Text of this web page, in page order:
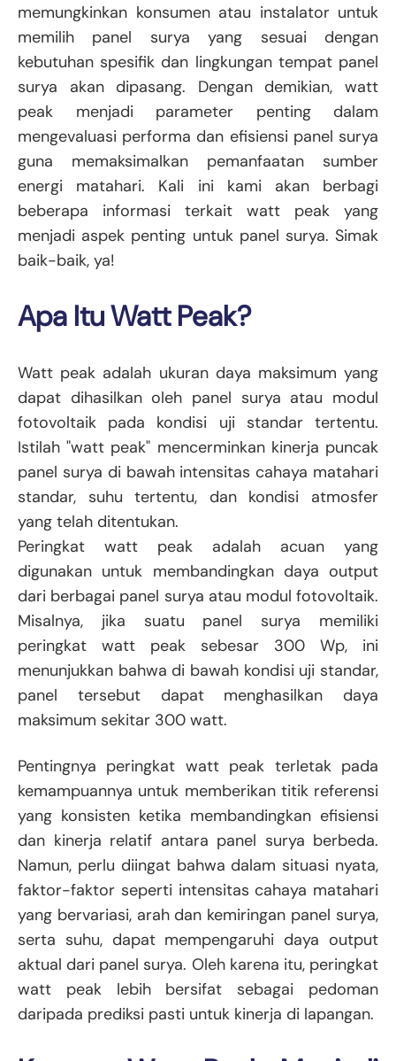
memungkinkan konsumen atau instalator untuk
memilih panel surya yang sesuai dengan
kebutuhan spesifik dan lingkungan tempat panel
surya akan dipasang. Dengan demikian, watt
peak menjadi parameter penting dalam
mengevaluasi performa dan efisiensi panel surya
guna memaksimalkan pemanfaatan sumber
energi matahari. Kali ini kami akan berbagi
beberapa informasi terkait watt peak yang
menjadi aspek penting untuk panel surya. Simak
baik-baik, ya!
Apa Itu Watt Peak?
Watt peak adalah ukuran daya maksimum yang
dapat dihasilkan oleh panel surya atau modul
fotovoltaik pada kondisi uji standar tertentu.
Istilah "watt peak" mencerminkan kinerja puncak
panel surya di bawah intensitas cahaya matahari
standar, suhu tertentu, dan kondisi atmosfer
yang telah ditentukan.
Peringkat watt peak adalah acuan yang
digunakan untuk membandingkan daya output
dari berbagai panel surya atau modul fotovoltaik.
Misalnya, jika suatu panel surya memiliki
peringkat watt peak sebesar 300 Wp, ini
menunjukkan bahwa di bawah kondisi uji standar,
panel tersebut dapat menghasilkan daya
maksimum sekitar 300 watt.
Pentingnya peringkat watt peak terletak pada
kemampuannya untuk memberikan titik referensi
yang konsisten ketika membandingkan efisiensi
dan kinerja relatif antara panel surya berbeda.
Namun, perlu diingat bahwa dalam situasi nyata,
faktor-faktor seperti intensitas cahaya matahari
yang bervariasi, arah dan kemiringan panel surya,
serta suhu, dapat mempengaruhi daya output
aktual dari panel surya. Oleh karena itu, peringkat
watt peak lebih bersifat sebagai pedoman
daripada prediksi pasti untuk kinerja di lapangan.